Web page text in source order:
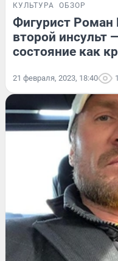
КУЛЬТУРА ОБЗОР
Фигурист Роман
второй инсульт
состояние как
21 февраля, 2023, 18:40